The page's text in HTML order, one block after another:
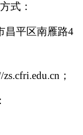
式：
昌平区南雁路4
zs.cfri.edu.cn ；